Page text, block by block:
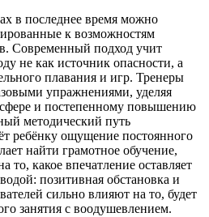
в последнее время можно
к возможностям
Современный подход учит
не как источник опасности, а
плавания и игр. Тренеры
упражнениями, уделяя
и постепенному повышению
методический путь
ребёнку ощущение постоянного
найти грамотное обучение,
то, какое впечатление оставляет
позитивная обстановка и
сильно влияют на то, будет
занятия с воодушевлением.